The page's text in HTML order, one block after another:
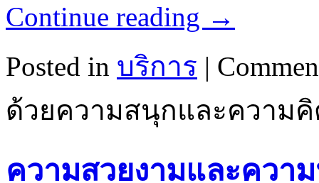
Continue reading →
Posted in บริการ |
ด้วยความสนุกและความคิ
ความสวยงามและคว